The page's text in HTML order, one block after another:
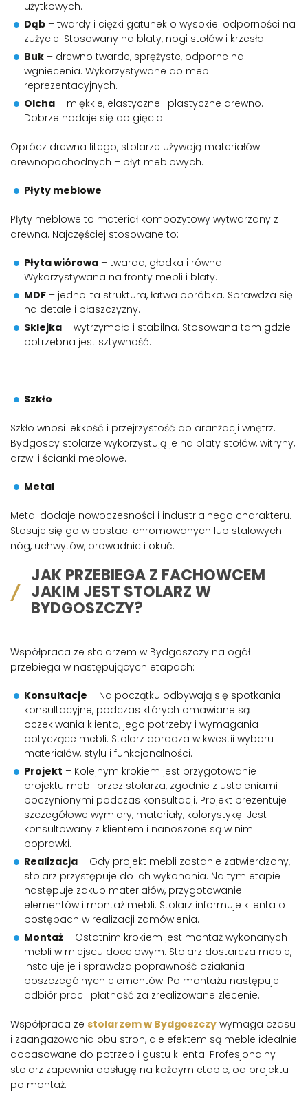
użytkowych.
Dąb – twardy i ciężki gatunek o wysokiej odporności na
zużycie. Stosowany na blaty, nogi stołów i krzesła.
Buk – drewno twarde, sprężyste, odporne na
wgniecenia. Wykorzystywane do mebli
reprezentacyjnych.
Olcha – miękkie, elastyczne i plastyczne drewno.
Dobrze nadaje się do gięcia.
Oprócz drewna litego, stolarze używają materiałów
drewnopochodnych – płyt meblowych.
Płyty meblowe
Płyty meblowe to materiał kompozytowy wytwarzany z
drewna. Najczęściej stosowane to:
Płyta wiórowa – twarda, gładka i równa.
Wykorzystywana na fronty mebli i blaty.
MDF – jednolita struktura, łatwa obróbka. Sprawdza się
na detale i płaszczyzny.
Sklejka – wytrzymała i stabilna. Stosowana tam gdzie
potrzebna jest sztywność.
Szkło
Szkło wnosi lekkość i przejrzystość do aranżacji wnętrz.
Bydgoscy stolarze wykorzystują je na blaty stołów, witryny,
drzwi i ścianki meblowe.
Metal
Metal dodaje nowoczesności i industrialnego charakteru.
Stosuje się go w postaci chromowanych lub stalowych
nóg, uchwytów, prowadnic i okuć.
JAK PRZEBIEGA Z FACHOWCEM
JAKIM JEST STOLARZ W
BYDGOSZCZY?
Współpraca ze stolarzem w Bydgoszczy na ogół
przebiega w następujących etapach:
Konsultacje – Na początku odbywają się spotkania
konsultacyjne, podczas których omawiane są
oczekiwania klienta, jego potrzeby i wymagania
dotyczące mebli. Stolarz doradza w kwestii wyboru
materiałów, stylu i funkcjonalności.
Projekt – Kolejnym krokiem jest przygotowanie
projektu mebli przez stolarza, zgodnie z ustaleniami
poczynionymi podczas konsultacji. Projekt prezentuje
szczegółowe wymiary, materiały, kolorystykę. Jest
konsultowany z klientem i nanoszone są w nim
poprawki.
Realizacja – Gdy projekt mebli zostanie zatwierdzony,
stolarz przystępuje do ich wykonania. Na tym etapie
następuje zakup materiałów, przygotowanie
elementów i montaż mebli. Stolarz informuje klienta o
postępach w realizacji zamówienia.
Montaż – Ostatnim krokiem jest montaż wykonanych
mebli w miejscu docelowym. Stolarz dostarcza meble,
instaluje je i sprawdza poprawność działania
poszczególnych elementów. Po montażu następuje
odbiór prac i płatność za zrealizowane zlecenie.
Współpraca ze stolarzem w Bydgoszczy wymaga czasu
i zaangażowania obu stron, ale efektem są meble idealnie
dopasowane do potrzeb i gustu klienta. Profesjonalny
stolarz zapewnia obsługę na każdym etapie, od projektu
po montaż.